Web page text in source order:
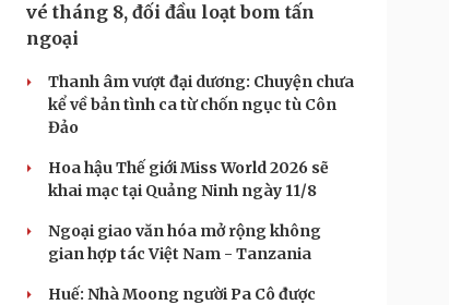
vé tháng 8, đối đầu loạt bom tấn
ngoại
Thanh âm vượt đại dương: Chuyện chưa
kể về bản tình ca từ chốn ngục tù Côn
Đảo
Hoa hậu Thế giới Miss World 2026 sẽ
khai mạc tại Quảng Ninh ngày 11/8
Ngoại giao văn hóa mở rộng không
gian hợp tác Việt Nam - Tanzania
Huế: Nhà Moong người Pa Cô được